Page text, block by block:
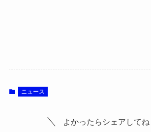
ニュース
よかったらシェアしてね